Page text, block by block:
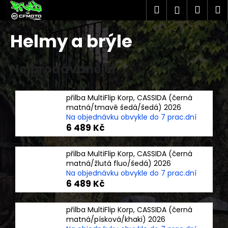
Přejít
obsah
Hledat
košík
Helmy a brýle
Nejprodávanější
přilba MultiFlip Korp, CASSIDA (černá
matná/tmavě šedá/šedá) 2026
Na objednávku obvykle do 7 prac.dní
6 489 Kč
přilba MultiFlip Korp, CASSIDA (černá
matná/žlutá fluo/šedá) 2026
Na objednávku obvykle do 7 prac.dní
6 489 Kč
přilba MultiFlip Korp, CASSIDA (černá
matná/písková/khaki) 2026
o
š
k
Zpět
Zpět
C
o
p
o
t
e
b
j
e
e